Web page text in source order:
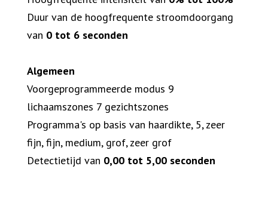
Duur van de hoogfrequente stroomdoorgang
van 0 tot 6 seconden
Algemeen
Voorgeprogrammeerde modus 9
lichaamszones 7 gezichtszones
Programma's op basis van haardikte, 5, zeer
fijn, fijn, medium, grof, zeer grof
Detectietijd van 0,00 tot 5,00 seconden